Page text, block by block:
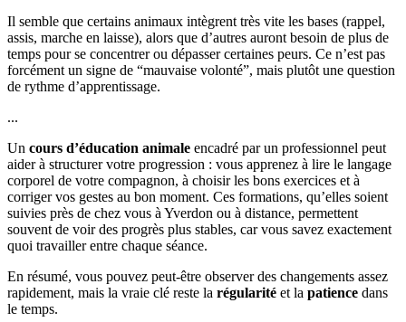
Il semble que certains animaux intègrent très vite les bases (rappel,
assis, marche en laisse), alors que d’autres auront besoin de plus de
temps pour se concentrer ou dépasser certaines peurs. Ce n’est pas
forcément un signe de “mauvaise volonté”, mais plutôt une question
de rythme d’apprentissage.
...
Un cours d’éducation animale encadré par un professionnel peut
aider à structurer votre progression : vous apprenez à lire le langage
corporel de votre compagnon, à choisir les bons exercices et à
corriger vos gestes au bon moment. Ces formations, qu’elles soient
suivies près de chez vous à Yverdon ou à distance, permettent
souvent de voir des progrès plus stables, car vous savez exactement
quoi travailler entre chaque séance.
En résumé, vous pouvez peut-être observer des changements assez
rapidement, mais la vraie clé reste la régularité et la patience dans
le temps.